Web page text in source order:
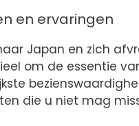
en ervaringen
Japan en zich
om de essentie
die u niet mag